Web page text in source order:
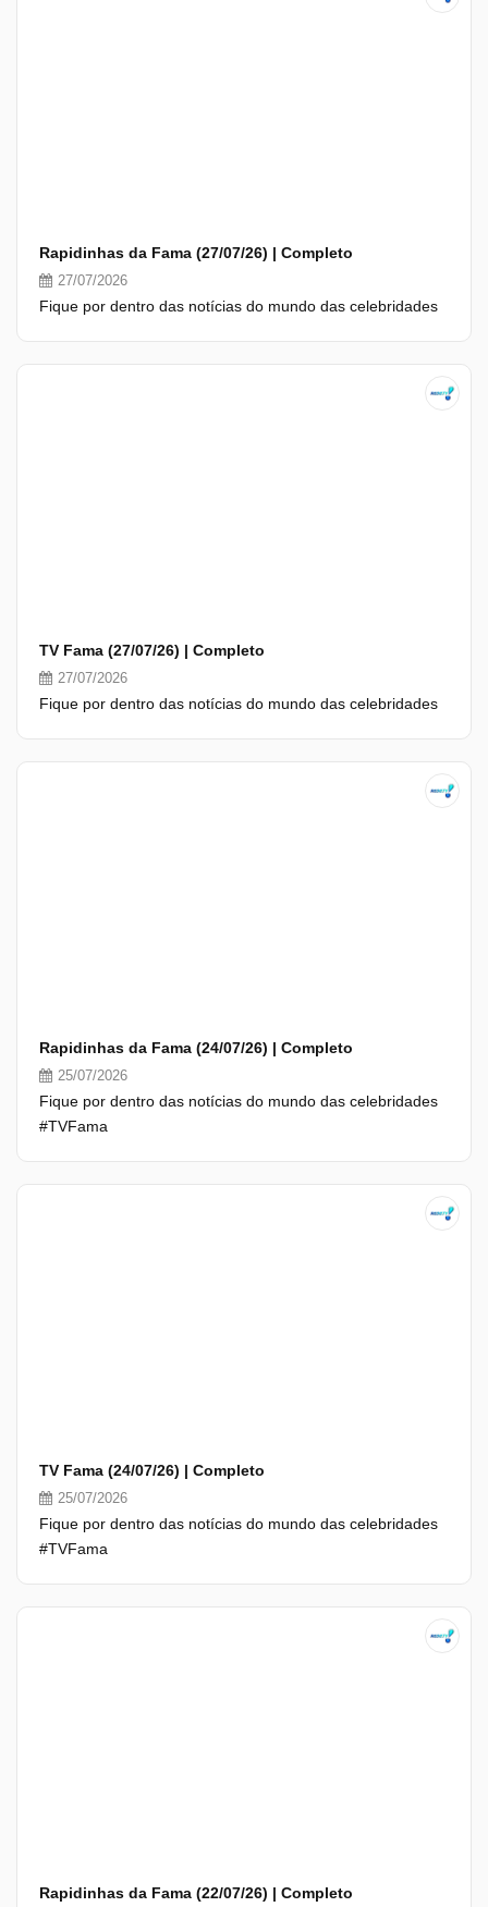
Rapidinhas da Fama (27/07/26) | Completo
27/07/2026
Fique por dentro das notícias do mundo das celebridades
TV Fama (27/07/26) | Completo
27/07/2026
Fique por dentro das notícias do mundo das celebridades
Rapidinhas da Fama (24/07/26) | Completo
25/07/2026
Fique por dentro das notícias do mundo das celebridades
#TVFama
TV Fama (24/07/26) | Completo
25/07/2026
Fique por dentro das notícias do mundo das celebridades
#TVFama
Rapidinhas da Fama (22/07/26) | Completo